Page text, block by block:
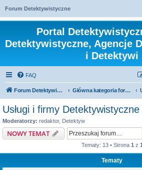
Forum Detektywistyczne
Portal
Detektywistyczne, Agencje
i Detektywi
FAQ
Forum Detektywistyczne, Detektyw Główna kategoria forum
Usługi i firmy
Moderatorzy: redaktor, Detektyw
NOWY TEMAT
Tematy: 13 • Strona 1 z 1
Tematy